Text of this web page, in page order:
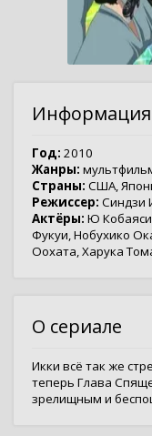
Информация
Год: 2010
Жанры:
Страны: США,
Режиссер: Синдзи
Актёры: Ю Кобаяси
Фукуи,Нобухико
Оохата,Харука
О сериале
Икки всё так же
теперь Глава
зрелищным и